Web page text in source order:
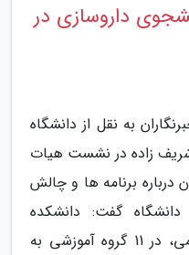
2 هزار دانشجوی داروسازی در
به نقل از دانشگاه
زاده در نشست هیات
درباره برنامه ها و چالش
گفت: دانشکده
داروسازی با 76 عضو هیات علمی، در 11 گروه آموزشی به